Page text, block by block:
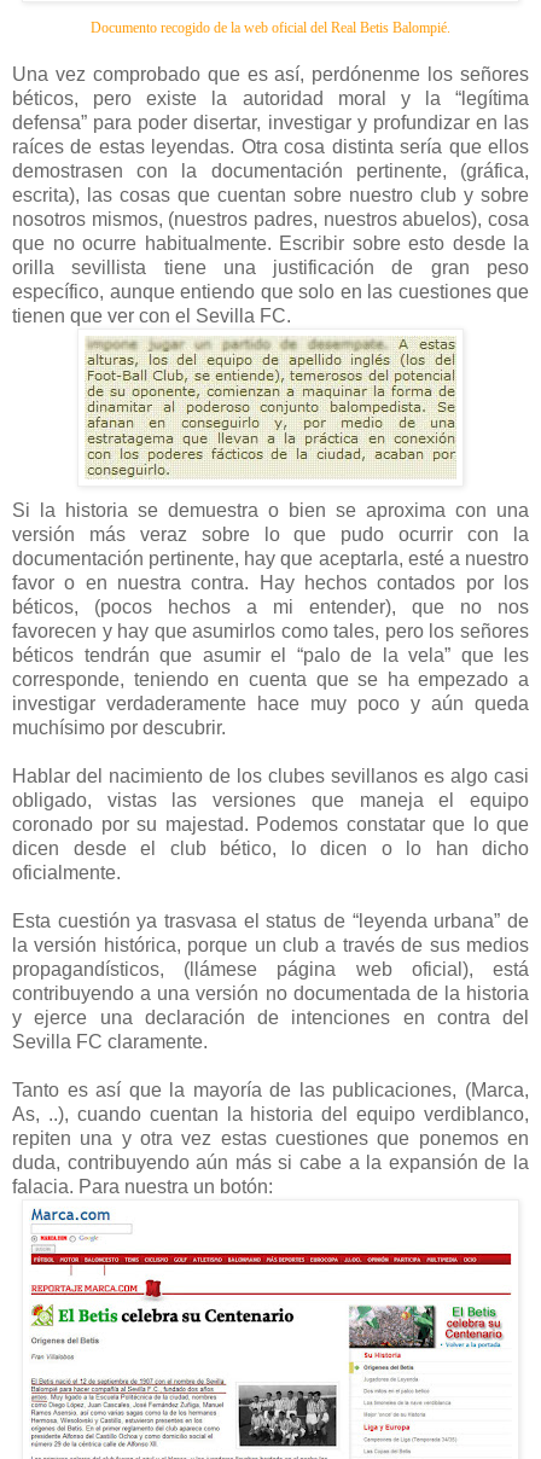
Documento recogido de la web oficial del Real Betis Balompié.
Una vez comprobado que es así, perdónenme los señores
béticos, pero existe la autoridad moral y la “legítima
defensa” para poder disertar, investigar y profundizar en las
raíces de estas leyendas. Otra cosa distinta sería que ellos
demostrasen con la documentación pertinente, (gráfica,
escrita), las cosas que cuentan sobre nuestro club y sobre
nosotros mismos, (nuestros padres, nuestros abuelos), cosa
que no ocurre habitualmente. Escribir sobre esto desde la
orilla sevillista tiene una justificación de gran peso
específico, aunque entiendo que solo en las cuestiones que
tienen que ver con el Sevilla FC.
Si la historia se demuestra o bien se aproxima con una
versión más veraz sobre lo que pudo ocurrir con la
documentación pertinente, hay que aceptarla, esté a nuestro
favor o en nuestra contra. Hay hechos contados por los
béticos, (pocos hechos a mi entender), que no nos
favorecen y hay que asumirlos como tales, pero los señores
béticos tendrán que asumir el “palo de la vela” que les
corresponde, teniendo en cuenta que se ha empezado a
investigar verdaderamente hace muy poco y aún queda
muchísimo por descubrir.
Hablar del nacimiento de los clubes sevillanos es algo casi
obligado, vistas las versiones que maneja el equipo
coronado por su majestad. Podemos constatar que lo que
dicen desde el club bético, lo dicen o lo han dicho
oficialmente.
Esta cuestión ya trasvasa el status de “leyenda urbana” de
la versión histórica, porque un club a través de sus medios
propagandísticos, (llámese página web oficial), está
contribuyendo a una versión no documentada de la historia
y ejerce una declaración de intenciones en contra del
Sevilla FC claramente.
Tanto es así que la mayoría de las publicaciones, (Marca,
As, ..), cuando cuentan la historia del equipo verdiblanco,
repiten una y otra vez estas cuestiones que ponemos en
duda, contribuyendo aún más si cabe a la expansión de la
falacia. Para nuestra un botón: